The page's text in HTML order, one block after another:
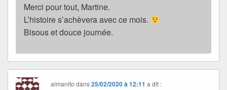
Merci pour tout, Martine.
L’histoire s’achèvera avec ce mois.
Bisous et douce journée.
almanito dans25/02/2020 à 12:11 a dit :